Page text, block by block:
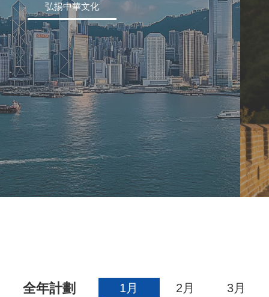
弘揚中華文化
全年計劃 1月 2月 3月